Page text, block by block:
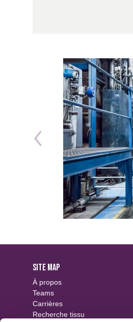
SITE MAP
À propos
Teams
Carrières
Recherche tissu